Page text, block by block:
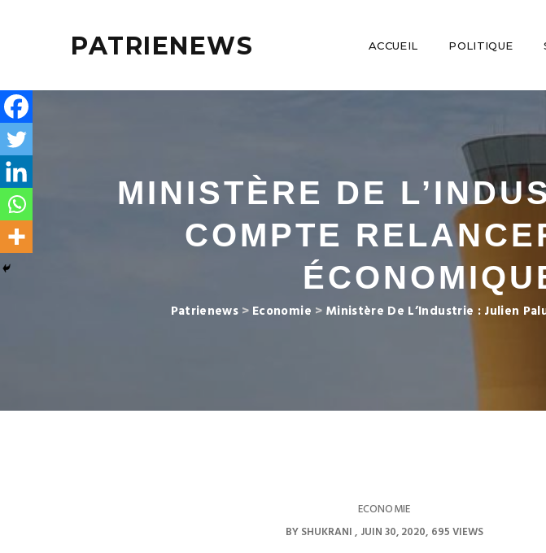
PATRIENEWS ACCUEIL POLITIQUE
MINISTÈRE DE
COMPTE
Patrienews > Economie > Ministère De L’Industrie : Julien
ECONOMIE
BYSHUKRANI JUIN 30, 2020 695 VIEWS